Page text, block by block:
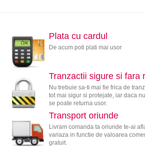
Plata cu cardul
De acum poti plati mai usor
Tranzactii sigure si fara
Nu trebuie sa-ti mai fie frica de
tot mai sigur si protejate, iar daca
se poate returna usor.
Transport oriunde
Livram comanda ta oriunde te-ai
variaza in functie de valoarea
gratuit.